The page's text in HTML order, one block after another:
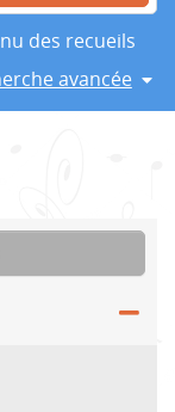
des recueils
avancée